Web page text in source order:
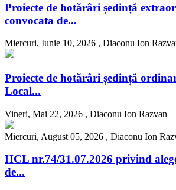
Proiecte de hotărâri ședință
convocata de...
Miercuri, Iunie 10, 2026 , Diaconu Ion
Proiecte de hotărâri ședință
Local...
Vineri, Mai 22, 2026 , Diaconu Ion Razvan
Miercuri, August 05, 2026 , Diaconu Ion
HCL nr.74/31.07.2026 privind
de...